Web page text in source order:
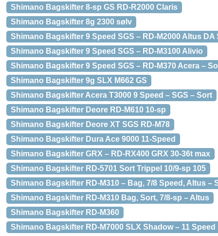
Shimano Bagskifter 8-sp GS RD-R2000 Claris
Shimano Bagskifter 8g 2300 sølv
Shimano Bagskifter 9 Speed SGS – RD-M2000 Altus DA
Shimano Bagskifter 9 Speed SGS – RD-M3100 Alivio
Shimano Bagskifter 9 Speed SGS – RD-M370 Acera –
Shimano Bagskifter 9g SLX M662 GS
Shimano Bagskifter Acera T3000 9 Speed – SGS – Sort
Shimano Bagskifter Deore RD-M610 10-sp
Shimano Bagskifter Deore XT SGS RD-M78
Shimano Bagskifter Dura Ace 9000 11-Speed
Shimano Bagskifter GRX – RD-RX400 GRX 30-36t max
Shimano Bagskifter RD-5701 Sort Trippel 10/9-sp 105
Shimano Bagskifter RD-M310 – Bag, 7/8 Speed, Altus –
Shimano Bagskifter RD-M310 Bag, Sort, 7/8-sp – Altus
Shimano Bagskifter RD-M360
Shimano Bagskifter RD-M7000 SLX Shadow – 11 Speed